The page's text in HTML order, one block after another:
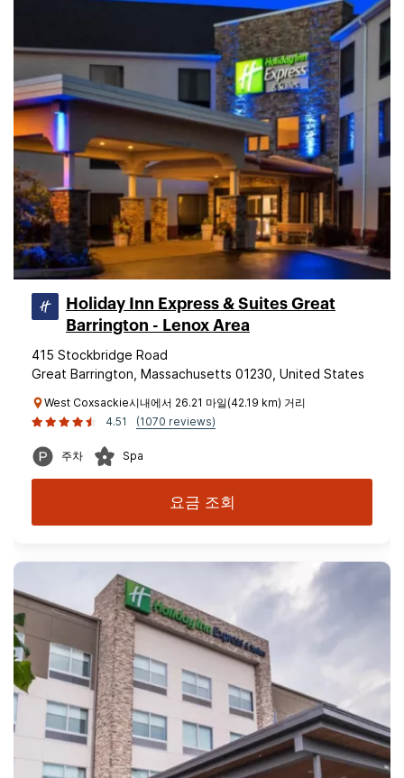
Holiday Inn Express & Suites Great
Barrington - Lenox Area
415 Stockbridge Road
Great Barrington, Massachusetts 01230, United States
West Coxsackie시내에서 26.21 마일(42.19 km) 거리
4.51
(1070 reviews)
주차 Spa
요금 조회